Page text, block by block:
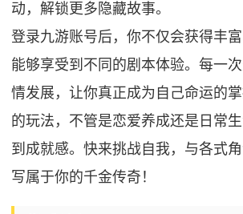
动，解锁更多隐藏故事。
登录九游账号后，你不仅会获得丰
能够享受到不同的剧本体验。每一
情发展，让你真正成为自己命运的
的玩法，不管是恋爱养成还是日常
到成就感。快来挑战自我，与各式
写属于你的千金传奇！